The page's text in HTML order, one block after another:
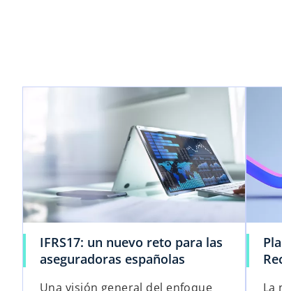
IFRS17: un nuevo reto para las
aseguradoras españolas
Una visión general del enfoque
La